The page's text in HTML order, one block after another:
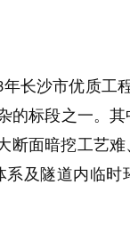
年长沙市优质工
的标段之一。
面暗挖工艺
及隧道内临时